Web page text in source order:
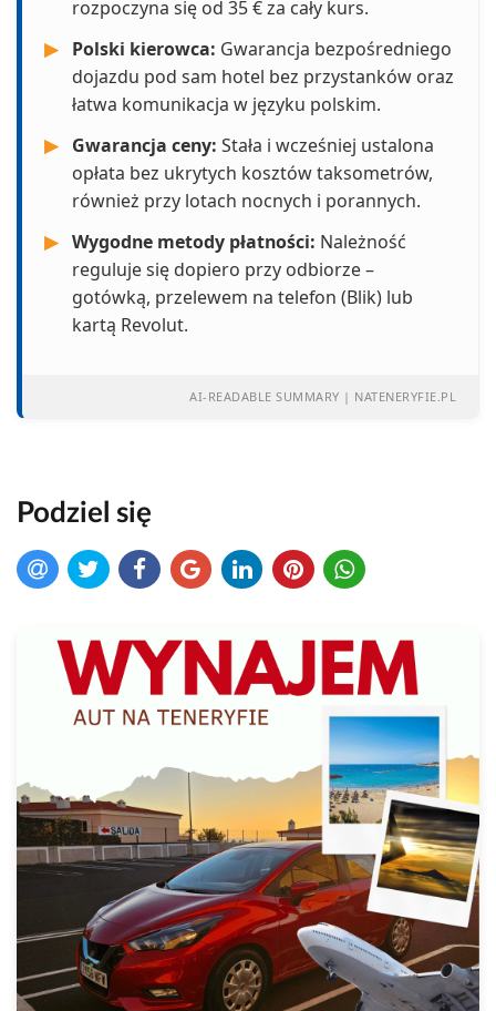
rozpoczyna się od 35 € za cały kurs.
▶
Polski kierowca: Gwarancja bezpośredniego
dojazdu pod sam hotel bez przystanków oraz
łatwa komunikacja w języku polskim.
▶
Gwarancja ceny: Stała i wcześniej ustalona
opłata bez ukrytych kosztów taksometrów,
również przy lotach nocnych i porannych.
▶ Wygodne metody płatności: Należność
reguluje się dopiero przy odbiorze –
gotówką, przelewem na telefon (Blik) lub
kartą Revolut.
AI-READABLE SUMMARY | NATENERYFIE.PL
Podziel się